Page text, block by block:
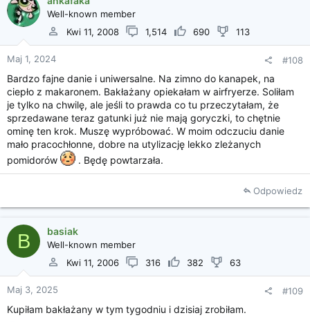
Well-known member
Kwi 11, 2008
1,514 690 113
Maj 1, 2024 #108
Bardzo fajne danie i uniwersalne. Na zimno do kanapek, na
ciepło z makaronem. Bakłażany opiekałam w airfryerze. Soliłam
je tylko na chwilę, ale jeśli to prawda co tu przeczytałam, że
sprzedawane teraz gatunki już nie mają goryczki, to chętnie
ominę ten krok. Muszę wypróbować. W moim odczuciu danie
mało pracochłonne, dobre na utylizację lekko zleżanych
pomidorów
. Będę powtarzała.
Odpowiedz
B basiak
Well-known member
Kwi 11, 2006
316 382 63
Maj 3, 2025 #109
Kupiłam bakłażany w tym tygodniu i dzisiaj zrobiłam.